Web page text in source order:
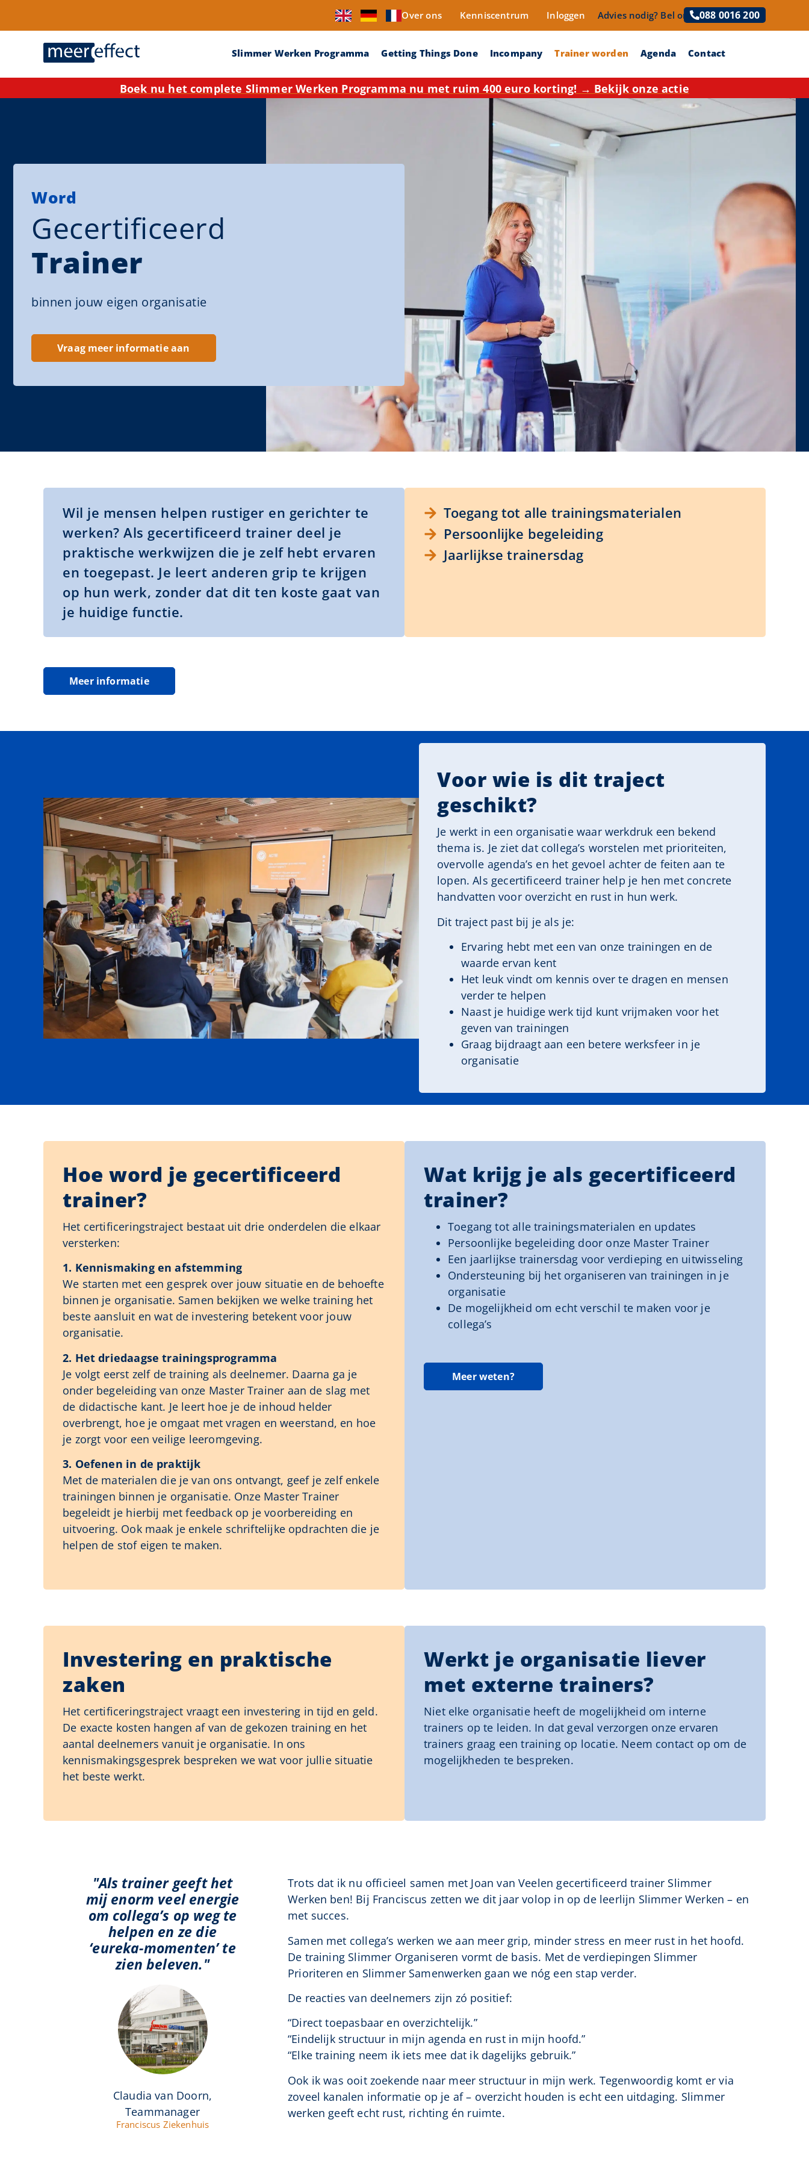
Over ons Kenniscentrum Inloggen Advies nodig? Bel ons! 088 0016 200
Slimmer Werken Programma Getting Things Done Incompany Trainer worden Agenda Contact
Boek nu het complete Slimmer Werken Programma nu met ruim 400 euro korting! → Bekijk onze actie
Word
Gecertificeerd
Trainer
binnen jouw eigen organisatie
Vraag meer informatie aan
Wil je mensen helpen rustiger en gerichter te
werken? Als gecertificeerd trainer deel je
praktische werkwijzen die je zelf hebt ervaren
en toegepast. Je leert anderen grip te krijgen
op hun werk, zonder dat dit ten koste gaat van
je huidige functie.
Toegang tot alle trainingsmaterialen
Persoonlijke begeleiding
Jaarlijkse trainersdag
Meer informatie
Voor wie is dit traject
geschikt?
Je werkt in een organisatie waar werkdruk een bekend
thema is. Je ziet dat collega’s worstelen met prioriteiten,
overvolle agenda’s en het gevoel achter de feiten aan te
lopen. Als gecertificeerd trainer help je hen met concrete
handvatten voor overzicht en rust in hun werk.
Dit traject past bij je als je:
Ervaring hebt met een van onze trainingen en de
waarde ervan kent
Het leuk vindt om kennis over te dragen en mensen
verder te helpen
Naast je huidige werk tijd kunt vrijmaken voor het
geven van trainingen
Graag bijdraagt aan een betere werksfeer in je
organisatie
Hoe word je gecertificeerd
trainer?
Het certificeringstraject bestaat uit drie onderdelen die elkaar
versterken:
1. Kennismaking en afstemming
We starten met een gesprek over jouw situatie en de behoefte
binnen je organisatie. Samen bekijken we welke training het
beste aansluit en wat de investering betekent voor jouw
organisatie.
2. Het driedaagse trainingsprogramma
Je volgt eerst zelf de training als deelnemer. Daarna ga je
onder begeleiding van onze Master Trainer aan de slag met
de didactische kant. Je leert hoe je de inhoud helder
overbrengt, hoe je omgaat met vragen en weerstand, en hoe
je zorgt voor een veilige leeromgeving.
3. Oefenen in de praktijk
Met de materialen die je van ons ontvangt, geef je zelf enkele
trainingen binnen je organisatie. Onze Master Trainer
begeleidt je hierbij met feedback op je voorbereiding en
uitvoering. Ook maak je enkele schriftelijke opdrachten die je
helpen de stof eigen te maken.
Wat krijg je als gecertificeerd
trainer?
Toegang tot alle trainingsmaterialen en updates
Persoonlijke begeleiding door onze Master Trainer
Een jaarlijkse trainersdag voor verdieping en uitwisseling
Ondersteuning bij het organiseren van trainingen in je
organisatie
De mogelijkheid om echt verschil te maken voor je
collega’s
Meer weten?
Investering en praktische
zaken
Het certificeringstraject vraagt een investering in tijd en geld.
De exacte kosten hangen af van de gekozen training en het
aantal deelnemers vanuit je organisatie. In ons
kennismakingsgesprek bespreken we wat voor jullie situatie
het beste werkt.
Werkt je organisatie liever
met externe trainers?
Niet elke organisatie heeft de mogelijkheid om interne
trainers op te leiden. In dat geval verzorgen onze ervaren
trainers graag een training op locatie. Neem contact op om de
mogelijkheden te bespreken.
"Als trainer geeft het
mij enorm veel energie
om collega’s op weg te
helpen en ze die
‘eureka-momenten’ te
zien beleven."
Claudia van Doorn,
Teammanager
Franciscus Ziekenhuis
Trots dat ik nu officieel samen met Joan van Veelen gecertificeerd trainer Slimmer
Werken ben! Bij Franciscus zetten we dit jaar volop in op de leerlijn Slimmer Werken – en
met succes.
Samen met collega’s werken we aan meer grip, minder stress en meer rust in het hoofd.
De training Slimmer Organiseren vormt de basis. Met de verdiepingen Slimmer
Prioriteren en Slimmer Samenwerken gaan we nóg een stap verder.
De reacties van deelnemers zijn zó positief:
“Direct toepasbaar en overzichtelijk.”
“Eindelijk structuur in mijn agenda en rust in mijn hoofd.”
“Elke training neem ik iets mee dat ik dagelijks gebruik.”
Ook ik was ooit zoekende naar meer structuur in mijn werk. Tegenwoordig komt er via
zoveel kanalen informatie op je af – overzicht houden is echt een uitdaging. Slimmer
werken geeft echt rust, richting én ruimte.